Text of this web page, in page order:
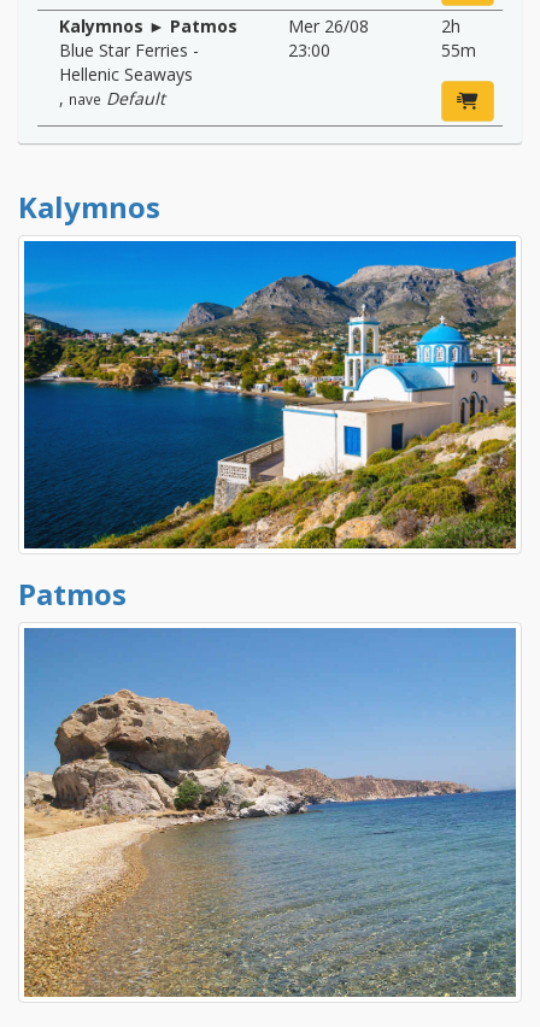
Kalymnos ► Patmos
Blue Star Ferries -
Hellenic Seaways
, nave Default
Mer 26/08
23:00
2h
55m
Kalymnos
Patmos